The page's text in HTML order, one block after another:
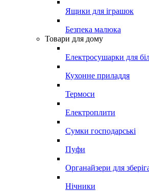
Ящики для іграшок
Безпека малюка
Товари для дому
Електросушарки для
Кухонне приладдя
Термоси
Електроплити
Сумки господарські
Пуфи
Органайзери для
Нічники